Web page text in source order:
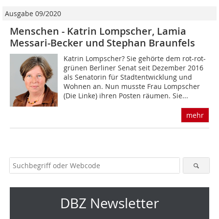
Ausgabe 09/2020
Menschen - Katrin Lompscher, Lamia
Messari-Becker und Stephan Braunfels
Katrin Lompscher? Sie gehörte dem rot-rot-
grünen Berliner Senat seit Dezember 2016
als Senatorin für Stadtentwicklung und
Wohnen an. Nun musste Frau Lompscher
(Die Linke) ihren Posten räumen. Sie...
mehr
DBZ Newsletter